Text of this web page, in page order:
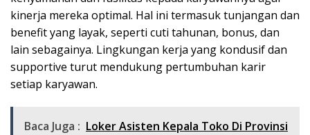
kinerja mereka optimal. Hal ini termasuk tunjangan dan
benefit yang layak, seperti cuti tahunan, bonus, dan
lain sebagainya. Lingkungan kerja yang kondusif dan
supportive turut mendukung pertumbuhan karir
setiap karyawan.
Baca Juga : Loker Asisten Kepala Toko Di Provinsi